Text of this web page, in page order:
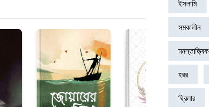
ইসলামি
সমকালীন
মনস্তাত্ত্বিক
হরর
থ্রিলার